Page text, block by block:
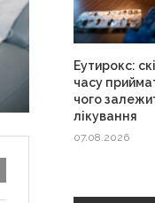
Еутирокс:
часу
чого
лікування
07.08.2026